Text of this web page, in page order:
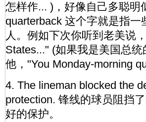
怎样作... )，好像自己多聪明
quarterback 这个字就是指
人。例如下次你听到老美说
States..." (如果我是美国总
他，"You Monday-morning
4. The lineman blocked the
protection. 锋线的球员阻挡
好的保护。